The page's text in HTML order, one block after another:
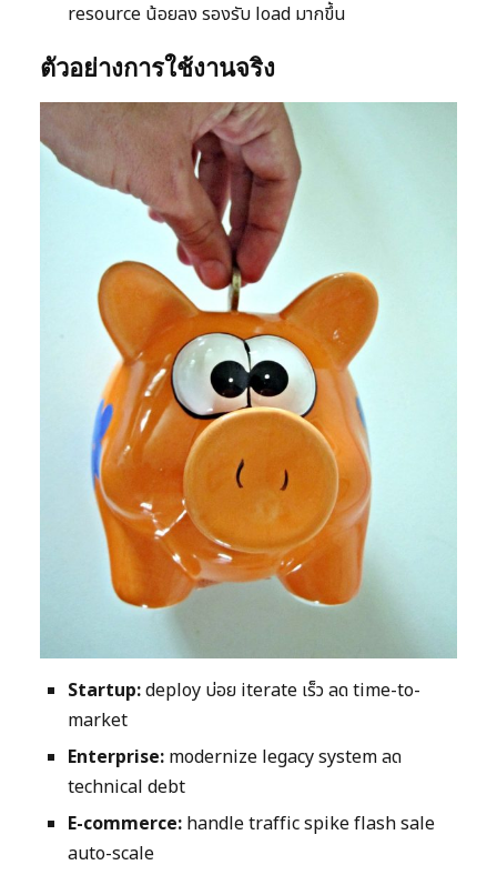
resource น้อยลง รองรับ load มากขึ้น
ตัวอย่างการใช้งานจริง
Startup:deploy บ่อย iterate เร็ว ลด time-to-
market
Enterprise: modernize legacy system ลด
technical debt
E-commerce: handle traffic spike flash sale
auto-scale